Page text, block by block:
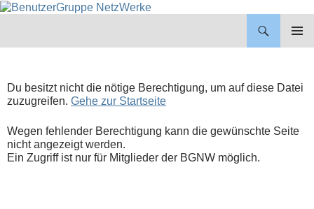
Du besitzt nicht die nötige Berechtigung, um auf diese Datei
zuzugreifen. Gehe zur Startseite
Wegen fehlender Berechtigung kann die gewünschte Seite
nicht angezeigt werden.
Ein Zugriff ist nur für Mitglieder der BGNW möglich.